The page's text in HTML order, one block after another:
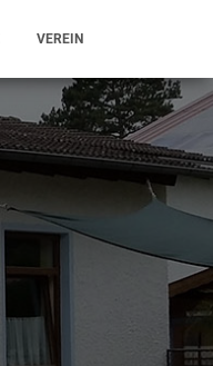
VEREIN